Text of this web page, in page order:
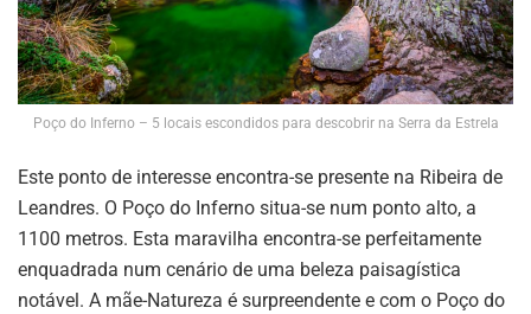
Poço do Inferno – 5 locais escondidos para descobrir na Serra da Estrela
Este ponto de interesse encontra-se presente na Ribeira de
Leandres. O Poço do Inferno situa-se num ponto alto, a
1100 metros. Esta maravilha encontra-se perfeitamente
enquadrada num cenário de uma beleza paisagística
notável. A mãe-Natureza é surpreendente e com o Poço do